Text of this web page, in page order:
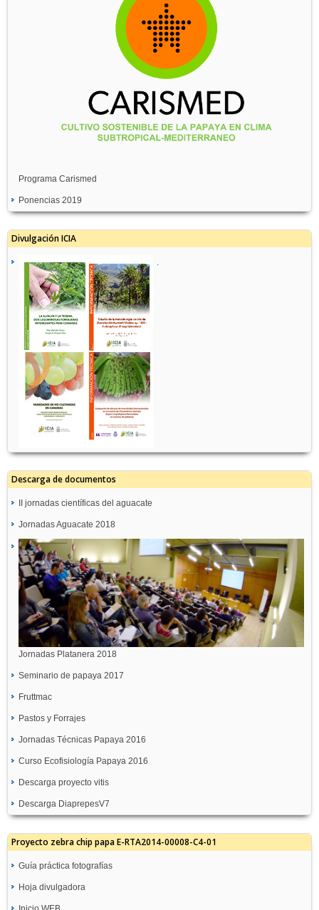
Programa Carismed
Ponencias 2019
Divulgación ICIA
.
Descarga de documentos
II jornadas científicas del aguacate
Jornadas Aguacate 2018
Jornadas Platanera 2018
Seminario de papaya 2017
Fruttmac
Pastos y Forrajes
Jornadas Técnicas Papaya 2016
Curso Ecofisiología Papaya 2016
Descarga proyecto vitis
Descarga DiaprepesV7
Proyecto zebra chip papa E-RTA2014-00008-C4-01
Guía práctica fotografías
Hoja divulgadora